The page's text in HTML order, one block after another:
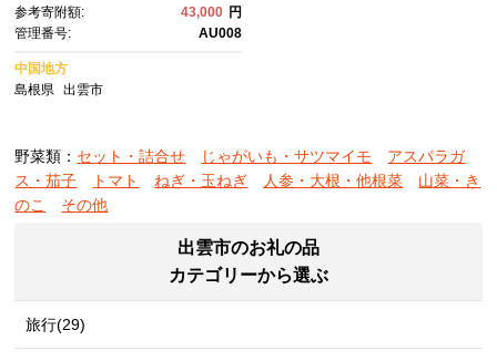
参考寄附額:
43,000 円
管理番号:
AU008
中国地方
島根県
出雲市
野菜類： セット・詰合せ じゃがいも・サツマイモ
アスパラガ
ス・茄子
トマト ねぎ・玉ねぎ 人参・大根・他根菜
山菜・き
のこ
その他
出雲市のお礼の品
カテゴリーから選ぶ
旅行(29)